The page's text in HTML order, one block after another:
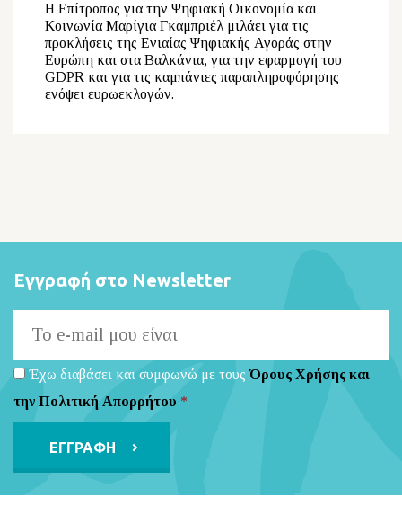
Η Επίτροπος για την Ψηφιακή Οικονομία και
Κοινωνία Μαρίγια Γκαμπριέλ μιλάει για τις
προκλήσεις της Ενιαίας Ψηφιακής Αγοράς στην
Ευρώπη και στα Βαλκάνια, για την εφαρμογή του
GDPR και για τις καμπάνιες παραπληροφόρησης
ενόψει ευρωεκλογών.
Εγγραφή στο Newsletter
Έχω διαβάσει και συμφωνώ με τουςΌρους Χρήσης και
την Πολιτική Απορρήτου *